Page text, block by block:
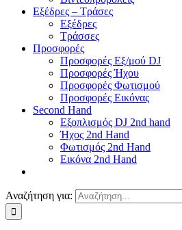
Εξέδρες – Τράσες
Εξέδρες
Τράσσες
Προσφορές
Προσφορές Εξ/μού DJ
Προσφορές Ήχου
Προσφορές Φωτισμού
Προσφορές Εικόνας
Second Hand
Εξοπλισμός DJ 2nd hand
Ήχος 2nd Hand
Φωτισμός 2nd Hand
Εικόνα 2nd Hand
Αναζήτηση για: